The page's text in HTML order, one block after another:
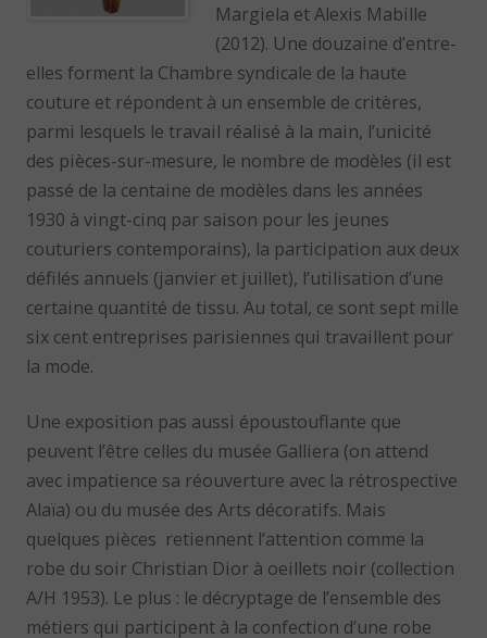
Margiela et Alexis Mabille
(2012). Une douzaine d’entre-
elles forment la Chambre syndicale de la haute
couture et répondent à un ensemble de critères,
parmi lesquels le travail réalisé à la main, l’unicité
des pièces-sur-mesure, le nombre de modèles (il est
passé de la centaine de modèles dans les années
1930 à vingt-cinq par saison pour les jeunes
couturiers contemporains), la participation aux deux
défilés annuels (janvier et juillet), l’utilisation d’une
certaine quantité de tissu. Au total, ce sont sept mille
six cent entreprises parisiennes qui travaillent pour
la mode.
Une exposition pas aussi époustouflante que
peuvent l’être celles du musée Galliera (on attend
avec impatience sa réouverture avec la rétrospective
Alaïa) ou du musée des Arts décoratifs. Mais
quelques pièces retiennent l’attention comme la
robe du soir Christian Dior à oeillets noir (collection
A/H 1953). Le plus : le décryptage de l’ensemble des
métiers qui participent à la confection d’une robe